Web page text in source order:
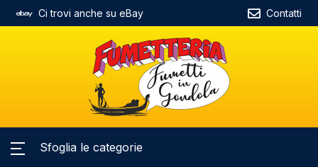
Ci trovi anche su eBay Contatti
Sfoglia le categorie